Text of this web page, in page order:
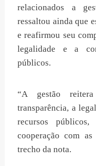
relacionados a
ressaltou ainda que
e reafirmou seu
legalidade e a
públicos.
“A gestão
transparência, a
recursos
cooperação com as
trecho da nota.